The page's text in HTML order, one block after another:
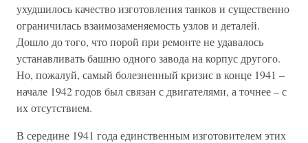
ухудшилось качество изготовления танков и существенно
ограничилась взаимозаменяемость узлов и деталей.
Дошло до того, что порой при ремонте не удавалось
устанавливать башню одного завода на корпус другого.
Но, пожалуй, самый болезненный кризис в конце 1941 –
начале 1942 годов был связан с двигателями, а точнее – с
их отсутствием.
В середине 1941 года единственным изготовителем этих